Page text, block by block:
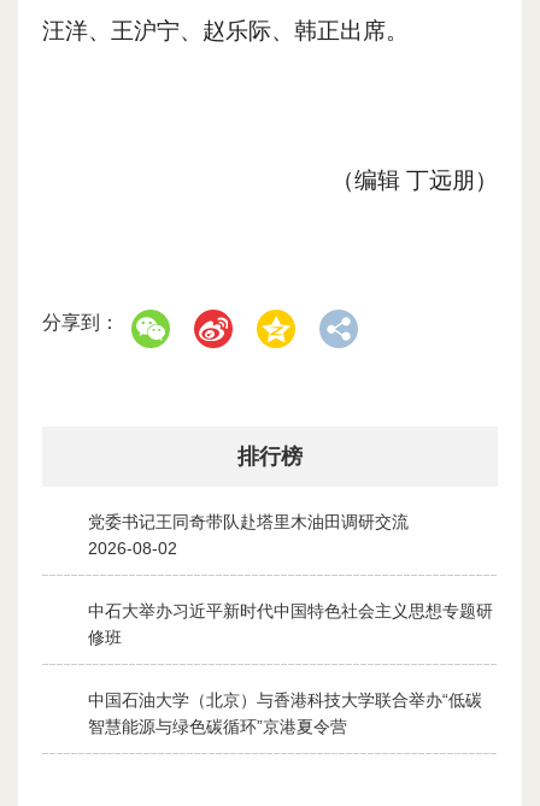
汪洋、王沪宁、赵乐际、韩正出席。
（编辑 丁远朋 ）
分享到：
排行榜
党委书记王同奇带队赴塔里木油田调研交流
2026-08-02
中石大举办习近平新时代中国特色社会主义思想专题研
修班
2026-07-28
中国石油大学（北京）与香港科技大学联合举办“低碳
智慧能源与绿色碳循环”京港夏令营
2026-07-30